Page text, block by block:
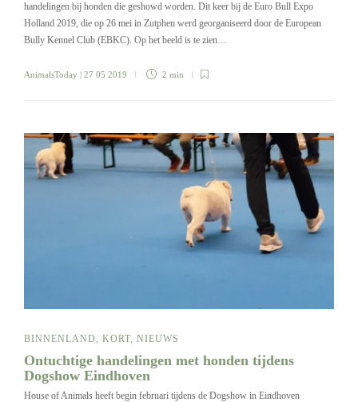
handelingen bij honden die geshowd worden. Dit keer bij de Euro Bull Expo
Holland 2019, die op 26 mei in Zutphen werd georganiseerd door de European
Bully Kennel Club (EBKC). Op het beeld is te zien…
AnimalsToday | 27 05 2019 2 min
BINNENLAND KORT NIEUWS
Ontuchtige handelingen met honden tijdens
Dogshow Eindhoven
House of Animals heeft begin februari tijdens de Dogshow in Eindhoven